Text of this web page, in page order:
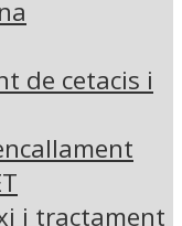
de cetacis i
i tractament